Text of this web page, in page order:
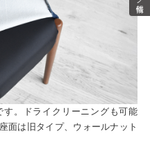
。ドライクリーニングも可能
面は旧タイプ、ウォールナット